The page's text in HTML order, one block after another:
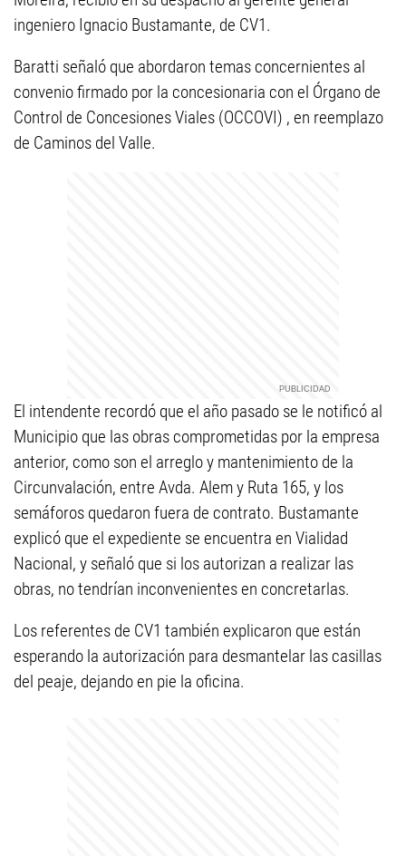
ingeniero Ignacio Bustamante, de CV1.
Baratti señaló que abordaron temas concernientes al
convenio firmado por la concesionaria con el Órgano de
Control de Concesiones Viales (OCCOVI) , en reemplazo
de Caminos del Valle.
El intendente recordó que el año pasado se le notificó al
Municipio que las obras comprometidas por la empresa
anterior, como son el arreglo y mantenimiento de la
Circunvalación, entre Avda. Alem y Ruta 165, y los
semáforos quedaron fuera de contrato. Bustamante
explicó que el expediente se encuentra en Vialidad
Nacional, y señaló que si los autorizan a realizar las
obras, no tendrían inconvenientes en concretarlas.
Los referentes de CV1 también explicaron que están
esperando la autorización para desmantelar las casillas
del peaje, dejando en pie la oficina.